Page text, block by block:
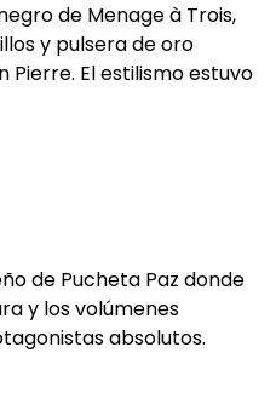
de Menage à Trois,
y pulsera de oro
El estilismo estuvo
de Pucheta Paz donde
y los volúmenes
absolutos.